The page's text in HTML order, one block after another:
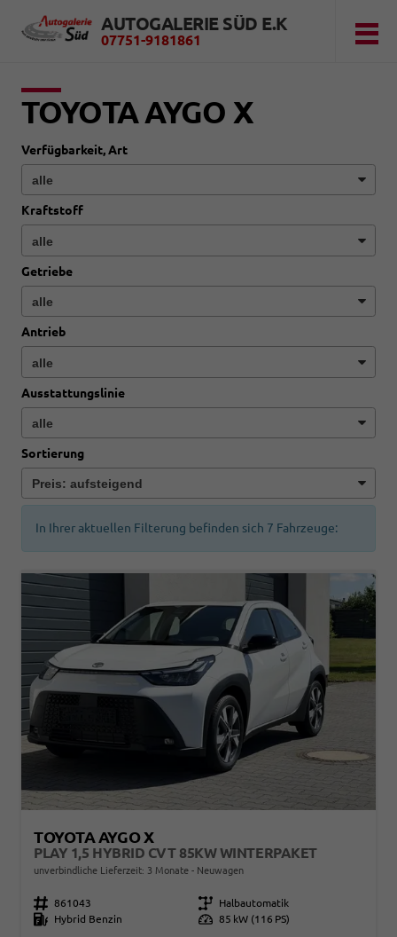
AUTOGALERIE SÜD E.K
07751-9181861
TOYOTA AYGO X
Verfügbarkeit, Art
Kraftstoff
Getriebe
Antrieb
Ausstattungslinie
Sortierung
In Ihrer aktuellen Filterung befinden sich 7 Fahrzeuge:
TOYOTA AYGO X
PLAY 1,5 HYBRID CVT 85KW WINTERPAKET
unverbindliche Lieferzeit: 3 Monate Neuwagen
Fahrzeugnr. 861043 Getriebe
Halbautomatik
Kraftstoff
Hybrid Benzin Leistung 85 kW (116 PS)